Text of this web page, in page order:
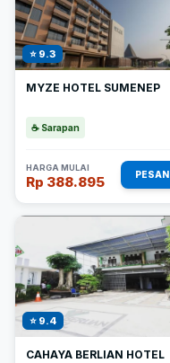
⭐ 9.3
MYZE HOTEL SUMENEP
☕ Sarapan
HARGA MULAI
Rp 388.895 PESAN
⭐ 9.4
CAHAYA BERLIAN HOTEL